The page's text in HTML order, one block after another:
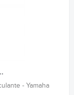
- Yamaha